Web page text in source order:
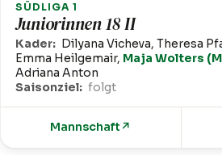
SÜDLIGA 1
Juniorinnen 18 II
Kader: Dilyana Vicheva, Theresa
Emma Heilgemair, Maja Wolters
Adriana Anton
Saisonziel: folgt
Mannschaft ↗